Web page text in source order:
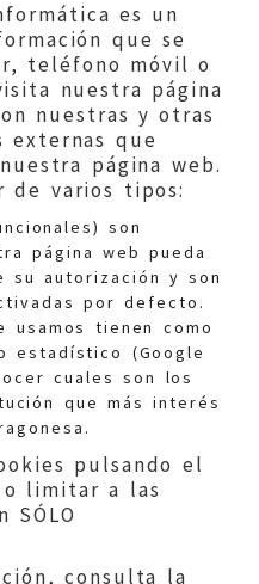
es un
que se
teléfono móvil o
nuestra página
nuestras y otras
externas que
página web.
de varios tipos:
son
página web pueda
su autorización y son
por defecto.
tienen como
estadístico (Google
cuales son los
que más interés
pulsando el
o limitar a las
SÓLO
consulta la
general:
210/